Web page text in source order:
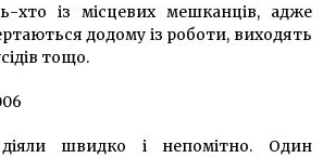
5 років ago
Києві пересування особистим
– Кличко
хто із місцевих мешканців, адже
додому із роботи, виходять
тощо.
діяли швидко і непомітно. Один